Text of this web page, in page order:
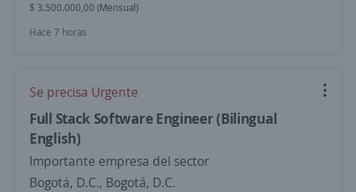
$ 3.500.000,00 (Mensual)
Hace 7 horas
Se precisa Urgente
Full Stack Software Engineer (Bilingual
English)
Importante empresa del sector
Bogotá, D.C., Bogotá, D.C.